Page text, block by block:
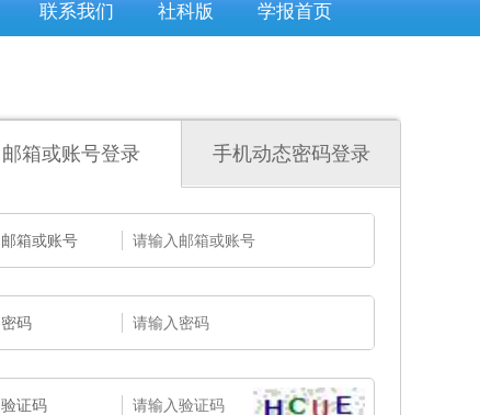
联系我们 社科版 学报首页
邮箱或账号登录 手机动态密码登录
邮箱或账号
密码
验证码